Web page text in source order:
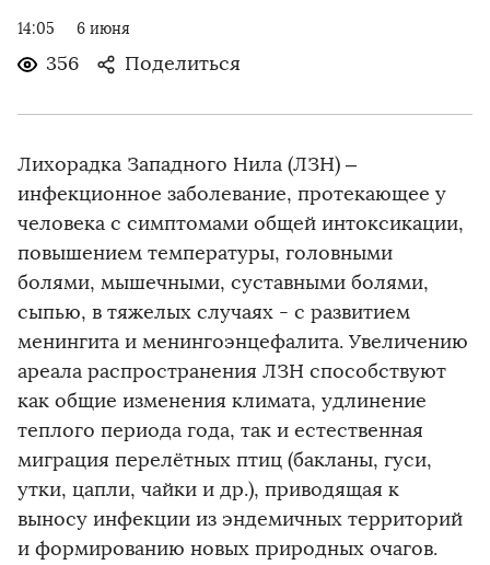
14:05 6 июня
356 Поделиться
Лихорадка Западного Нила (ЛЗН) –
инфекционное заболевание, протекающее у
человека с симптомами общей интоксикации,
повышением температуры, головными
болями, мышечными, суставными болями,
сыпью, в тяжелых случаях - с развитием
менингита и менингоэнцефалита. Увеличению
ареала распространения ЛЗН способствуют
как общие изменения климата, удлинение
теплого периода года, так и естественная
миграция перелётных птиц (бакланы, гуси,
утки, цапли, чайки и др.), приводящая к
выносу инфекции из эндемичных территорий
и формированию новых природных очагов.